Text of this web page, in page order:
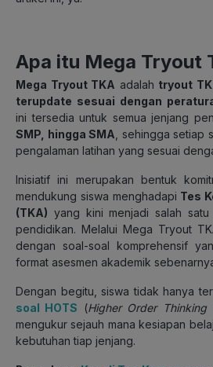
Apa itu Mega Tryout
Mega Tryout TKA adalah tryout
terupdate sesuai dengan
ini tersedia untuk semua jenjang
SMP, hingga SMA , sehingga setiap
pengalaman latihan yang sesuai
Inisiatif ini merupakan bentuk
mendukung siswa menghadapi Tes
(TKA) yang kini menjadi salah
pendidikan. Melalui Mega Tryout
dengan soal-soal komprehensif
format asesmen akademik
Dengan begitu, siswa tidak hanya
soal HOTS (Higher Order Thinking
mengukur sejauh mana kesiapan
kebutuhan tiap jenjang.